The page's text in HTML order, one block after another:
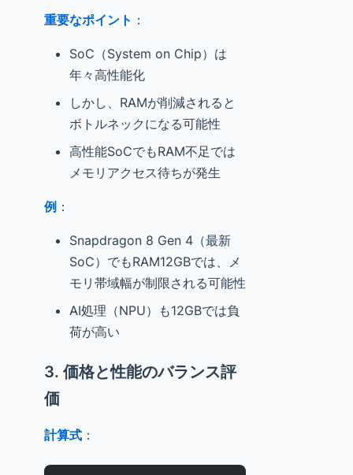
重要なポイント ：
SoC（System on Chip）は
年々高性能化
しかし、RAMが削減されると
ボトルネックになる可能性
高性能SoCでもRAM不足では
メモリアクセス待ちが発生
例 ：
Snapdragon 8 Gen 4（最新
SoC）でもRAM12GBでは、メ
モリ帯域幅が制限される可能性
AI処理（NPU）も12GBでは負
荷が高い
3. 価格と性能のバランス評
価
計算式 ：